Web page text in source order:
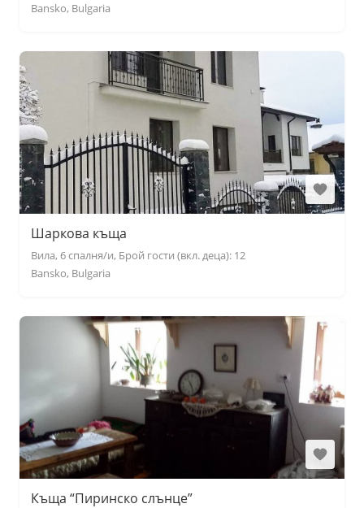
Bansko, Bulgaria
Шаркова къща
Вила, 6 спалня/и, Брой гости (вкл. деца): 12
Bansko, Bulgaria
Къща “Пиринско слънце”